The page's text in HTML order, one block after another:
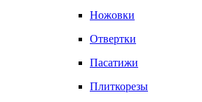
Ножовки
Отвертки
Пасатижи
Плиткорезы